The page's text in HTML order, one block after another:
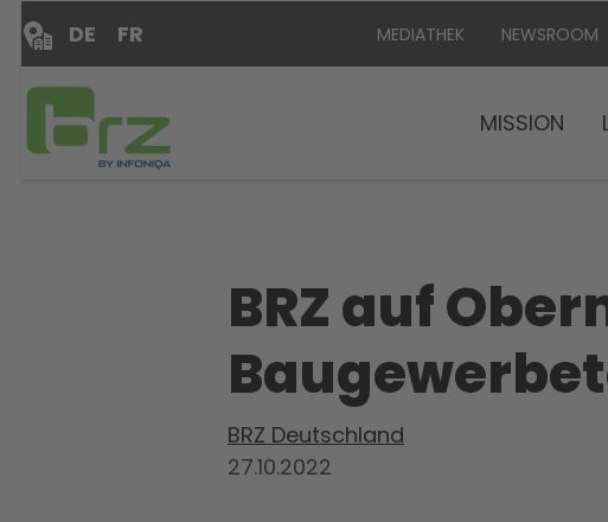
MEDIATHEK NEWSROOM
DE FR
MISSION
BRZ auf
BRZ Deutschland
27.10.2022